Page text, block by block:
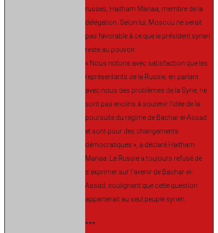
russes, Haitham Manaa, membre de la
délégation. Selon lui, Moscou ne serait
pas favorable à ce que le président syrien
reste au pouvoir.
« Nous notons avec satisfaction que les
représentants de la Russie, en parlant
avec nous des problèmes de la Syrie, ne
sont pas enclins à soutenir l’idée de la
poursuite du régime de Bachar el-Assad
et sont pour des changements
démocratiques », a déclaré Haitham
Manaa. La Russie a toujours refusé de
s’exprimer sur l’avenir de Bachar el-
Assad, soulignant que cette question
appartenait au seul peuple syrien.
***